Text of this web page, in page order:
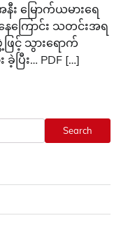
း မြောက်ယမားရေ
ကြောင်း သတင်းအရ
ြင့် သွားရောက်
ပြီး… PDF […]
Search